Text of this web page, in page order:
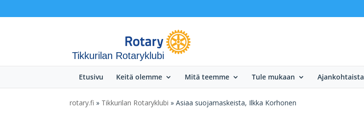
Tikkurilan Rotaryklubi
Etusivu Keitä olemme Mitä teemme Tule mukaan Ajankohtaista
rotary.fi » Tikkurilan Rotaryklubi » Asiaa suojamaskeista, Ilkka Korhonen